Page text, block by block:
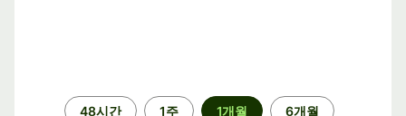
48시간 1주 1개월 6개월